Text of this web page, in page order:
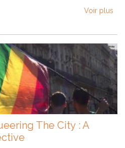
Voir plus
The City : A